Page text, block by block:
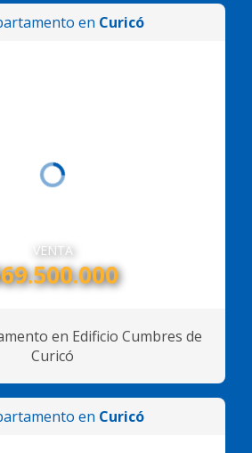
en Curicó
VENTA
en Edificio Cumbres de
Curicó
en Curicó